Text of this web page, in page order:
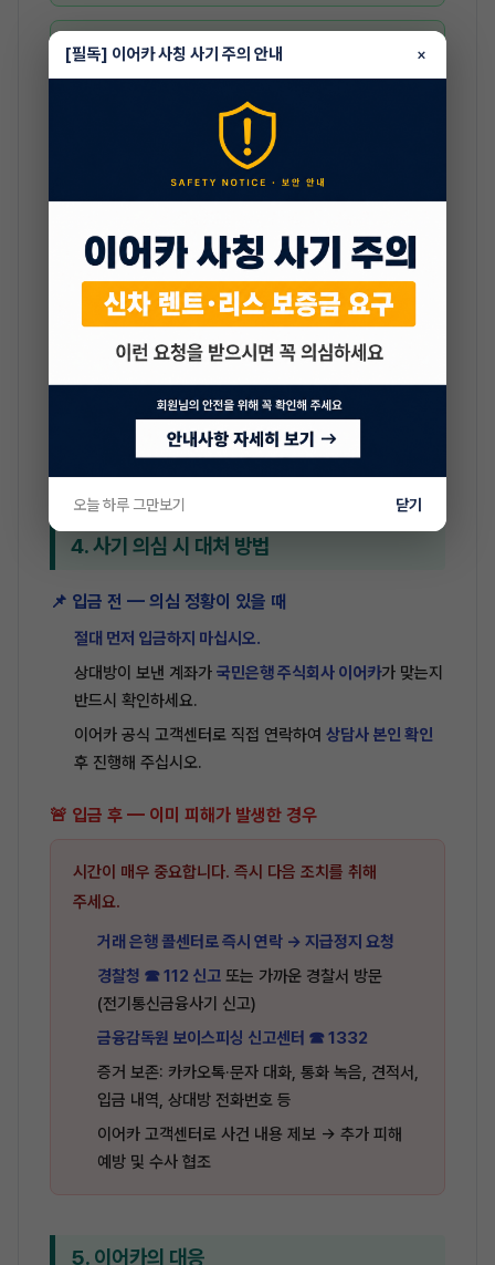
③ 이어카 매니저는 어떠한 경우에도 개인 명의
회사 공식 법인 계좌 외 다른 계좌로의 입금 요청은
OFFICIAL ACCOUNT
✅ 이어카 「빠른승계」 공식 입금 계좌
은행 국민은행 - 주식회사 이어카
※ 위 공식 계좌가아닌 모든 입금 요청은 사기이며, 절대
응하지 마시기 바랍니다.
4. 사기 의심 시 대처 방법
📌 입금 전 — 의심 정황이 있을 때
절대 먼저 입금하지 마십시오.
상대방이 보낸 계좌가 국민은행 주식회사 이어카가 맞는지
반드시 확인하세요.
이어카 공식 고객센터로 직접 연락하여 상담사 본인 확인
후 진행해 주십시오.
🚨 입금 후 — 이미 피해가 발생한 경우
시간이 매우 중요합니다. 즉시 다음 조치를 취해
주세요.
거래 은행 콜센터로 즉시 연락 → 지급정지 요청
경찰청 ☎ 112 신고 또는 가까운 경찰서 방문
(전기통신금융사기 신고)
금융감독원 보이스피싱 신고센터 ☎ 1332
증거 보존: 카카오톡·문자 대화, 통화 녹음, 견적서,
입금 내역, 상대방 전화번호 등
이어카 고객센터로 사건 내용 제보 → 추가 피해
예방 및 수사 협조
5. 이어카의 대응
[필독] 이어카 사칭 사기 주의 안내 ×
오늘 하루 그만보기 닫기